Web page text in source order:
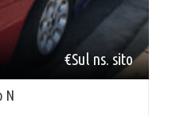
€Sul ns. sito
N